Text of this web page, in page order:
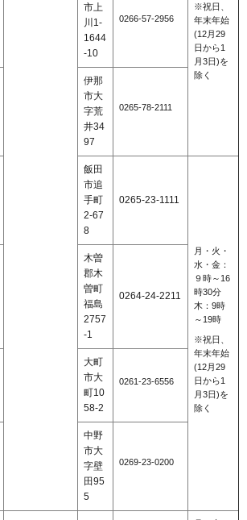
※祝日、
年末年始
(12月29
日から1
月3日)を
除く
市上
川1-
1644
-10
0266-57-2956
伊那
市大
字荒
井34
97
0265-78-2111
飯田
市追
手町
2-67
8
0265-23-1111
月・火・
水・金：
９時～16
時30分
木：9時
～19時
※祝日、
年末年始
(12月29
日から1
月3日)を
除く
木曽
郡木
曽町
福島
2757
-1
0264-24-2211
大町
市大
町10
58-2
0261-23-6556
中野
市大
字壁
田95
5
0269-23-0200